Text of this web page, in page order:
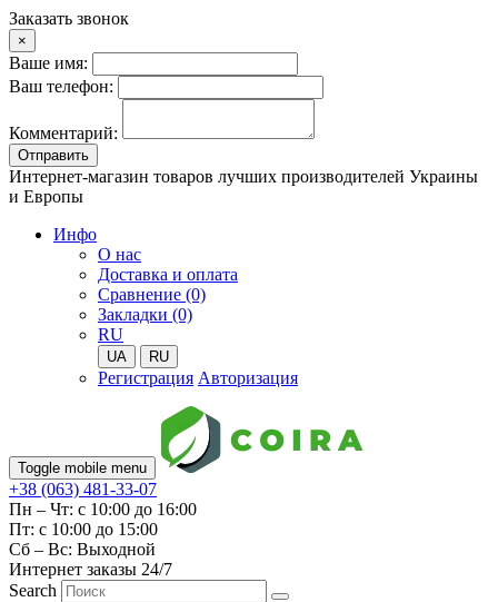
Заказать звонок
×
Ваше имя:
Ваш телефон:
Комментарий:
Отправить
Интернет-магазин товаров лучших производителей Украины
и Европы
Инфо
О нас
Доставка и оплата
Сравнение (0)
Закладки (0)
RU
UA RU
Регистрация Авторизация
Toggle mobile menu
+38 (063) 481-33-07
Пн – Чт: с 10:00 до 16:00
Пт: с 10:00 до 15:00
Сб – Вс: Выходной
Интернет заказы 24/7
Search